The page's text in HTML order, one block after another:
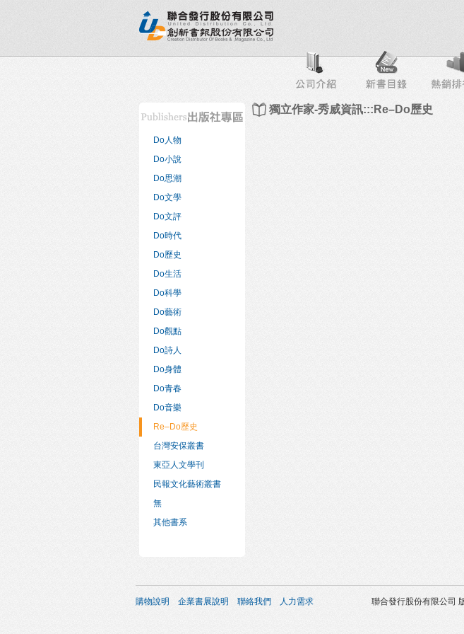
新書目錄 熱銷排行榜 出版社專區 書店專區 目錄下載 會員服務
Do人物
Do小說
Do思潮
Do文學
Do文評
Do時代
Do歷史
Do生活
Do科學
Do藝術
Do觀點
Do詩人
Do身體
Do青春
Do音樂
Re–Do歷史
台灣安保叢書
東亞人文學刊
民報文化藝術叢書
無
其他書系
獨立作家-秀威資訊:::Re–Do歷史
購物說明 企業書展說明 聯絡我們 人力需求
聯合發行股份有限公司